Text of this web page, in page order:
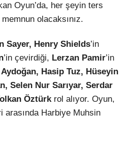
Oyun’da, her şeyin ters
olacaksınız.
Sayer, Henry Shields’in
’in çevirdiği, Lerzan Pamir’in
Hasip Tuz, Hüseyin
Selen Nur Sarıyar, Serdar
Öztürkrol alıyor. Oyun,
arasında Harbiye Muhsin